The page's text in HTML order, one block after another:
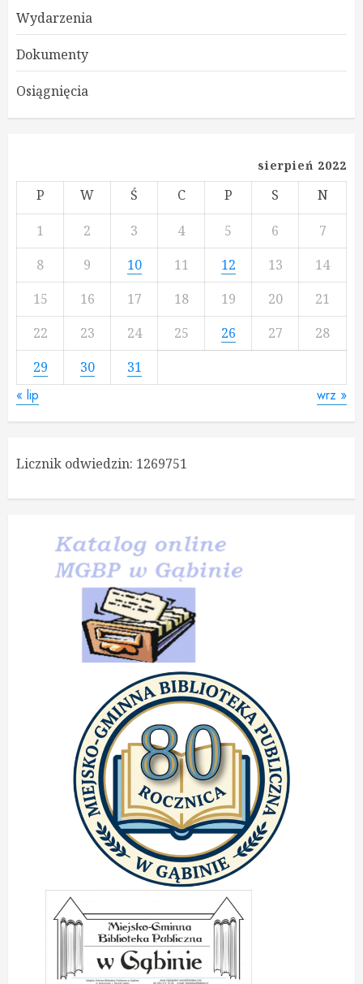
Wydarzenia
Dokumenty
Osiągnięcia
sierpień 2022
P W Ś C P S
N
1
2 3 4 5 6
7
8
9 10 11 12 13
14
15
16 17 18 19 20
21
22
23 24 25 26 27
28
29
30 31
« lip wrz »
Licznik odwiedzin: 1269751